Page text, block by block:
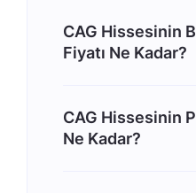
CAG Hissesinin
Fiyatı Ne Kadar?
CAG Hissesinin
Ne Kadar?